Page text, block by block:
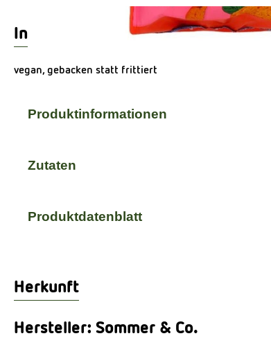
Info
vegan, gebacken statt frittiert
Produktinformationen
Zutaten
Produktdatenblatt
Herkunft
Hersteller: Sommer & Co.